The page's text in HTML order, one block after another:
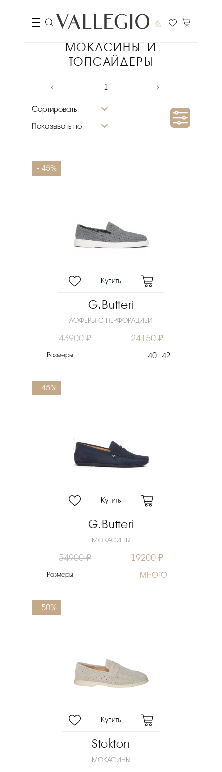
МОКАСИНЫ И
ТОПСАЙДЕРЫ
‹ 1 ›
Сортировать
Показывать по
Сезон
Материал подошвы
₽
- 45%
G.Butteri
ЛОФЕРЫ С ПЕРФОРАЦИЕЙ
43900 ₽ 24150 ₽
Размеры 40 42
- 45%
G.Butteri
МОКАСИНЫ
34900 ₽ 19200 ₽
Размеры МНОГО
- 50%
Stokton
МОКАСИНЫ